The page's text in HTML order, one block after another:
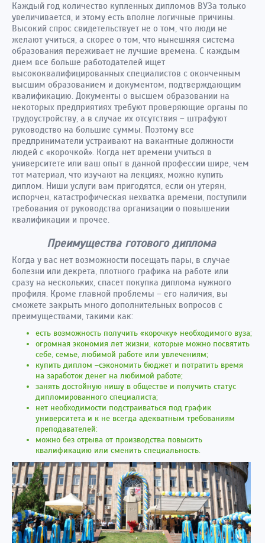
Каждый год количество купленных дипломов ВУЗа только
увеличивается, и этому есть вполне логичные причины.
Высокий спрос свидетельствует не о том, что люди не
желают учиться, а скорее о том, что нынешняя система
образования переживает не лучшие времена. С каждым
днем все больше работодателей ищет
высококвалифицированных специалистов с оконченным
высшим образованием и документом, подтверждающим
квалификацию. Документы о высшем образовании на
некоторых предприятиях требуют проверяющие органы по
трудоустройству, а в случае их отсутствия – штрафуют
руководство на большие суммы. Поэтому все
предприниматели устраивают на вакантные должности
людей с «корочкой». Когда нет времени учиться в
университете или ваш опыт в данной профессии шире, чем
тот материал, что изучают на лекциях, можно купить
диплом. Ниши услуги вам пригодятся, если он утерян,
испорчен, катастрофическая нехватка времени, поступили
требования от руководства организации о повышении
квалификации и прочее.
Преимущества готового диплома
Когда у вас нет возможности посещать пары, в случае
болезни или декрета, плотного графика на работе или
сразу на нескольких, спасет покупка диплома нужного
профиля. Кроме главной проблемы – его наличия, вы
сможете закрыть много дополнительных вопросов с
преимуществами, такими как:
есть возможность получить «корочку» необходимого вуза;
огромная экономия лет жизни, которые можно посвятить
себе, семье, любимой работе или увлечениям;
купить диплом –сэкономить бюджет и потратить время
на заработок денег на любимой работе;
занять достойную нишу в обществе и получить статус
дипломированного специалиста;
нет необходимости подстраиваться под график
университета и к не всегда адекватным требованиям
преподавателей:
можно без отрыва от производства повысить
квалификацию или сменить специальность.